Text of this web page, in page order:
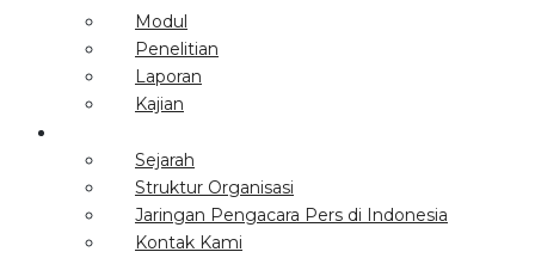
Modul
Penelitian
Laporan
Kajian
Sejarah
Struktur Organisasi
Jaringan Pengacara Pers di Indonesia
Kontak Kami